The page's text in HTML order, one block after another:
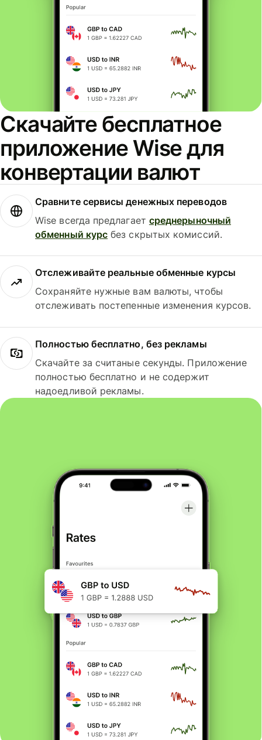
Скачайте бесплатное
приложение Wise для
конвертации валют
Сравните сервисы денежных переводов
Wise всегда предлагает среднерыночный
обменный курс без скрытых комиссий.
Отслеживайте реальные обменные курсы
Сохраняйте нужные вам валюты, чтобы
отслеживать постепенные изменения курсов.
Полностью бесплатно, без рекламы
Скачайте за считаные секунды. Приложение
полностью бесплатно и не содержит
надоедливой рекламы.